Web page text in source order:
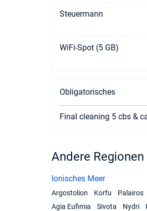
Steuermann
WiFi-Spot (5 GB)
Obligatorisches
Final cleaning 5 cbs &
Andere
Ionisches Meer
Argostolion
Korfu Palairos
Agia Eufimia
Sivota Nydri